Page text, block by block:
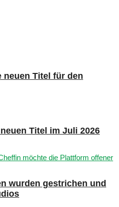
neuen Titel für den
Titel im Juli 2026
wurden gestrichen und